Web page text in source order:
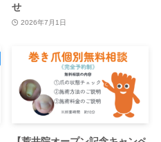
せ
2026年7月1日